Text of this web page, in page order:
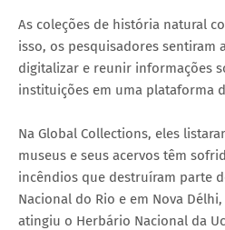
As coleções de história natural
isso, os pesquisadores sentiram
digitalizar e reunir informações
instituições em uma plataforma
Na Global Collections, eles
museus e seus acervos têm
incêndios que destruíram parte
Nacional do Rio e em Nova
atingiu o Herbário Nacional da